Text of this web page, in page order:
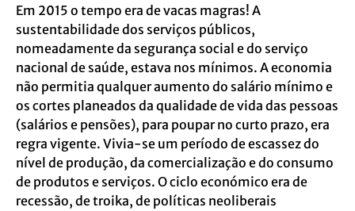
Em 2015 o tempo era de vacas magras! A
sustentabilidade dos serviços públicos,
nomeadamente da segurança social e do serviço
nacional de saúde, estava nos mínimos. A economia
não permitia qualquer aumento do salário mínimo e
os cortes planeados da qualidade de vida das pessoas
(salários e pensões), para poupar no curto prazo, era
regra vigente. Vivia-se um período de escassez do
nível de produção, da comercialização e do consumo
de produtos e serviços. O ciclo económico era de
recessão, de troika, de políticas neoliberais